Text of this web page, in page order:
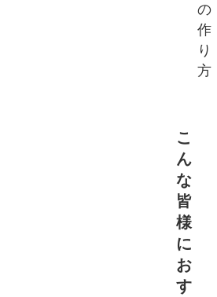
の
作
り
方
こ
ん
な
皆
様
に
お
す